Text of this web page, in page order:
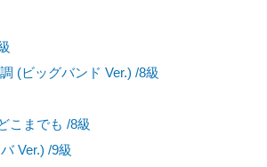
(ビッグバンド Ver.) /8級
こまでも /8級
Ver.) /9級